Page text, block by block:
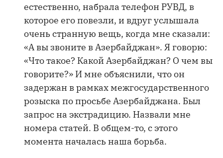
естественно, набрала телефон РУВД, в
которое его повезли, и вдруг услышала
очень странную вещь, когда мне сказали:
«А вы звоните в Азербайджан». Я говорю:
«Что такое? Какой Азербайджан? О чем вы
говорите?» И мне объяснили, что он
задержан в рамках межгосударственного
розыска по просьбе Азербайджана. Был
запрос на экстрадицию. Назвали мне
номера статей. В общем-то, с этого
момента началась наша борьба.